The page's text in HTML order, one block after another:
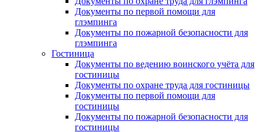
Документы по первой помощи для
глэмпинга
Документы по пожарной безопасности для
глэмпинга
Гостиница
Документы по ведению воинского учёта для
гостиницы
Документы по охране труда для гостиницы
Документы по первой помощи для
гостиницы
Документы по пожарной безопасности для
гостиницы